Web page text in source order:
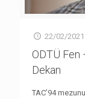
22/02/2021
ODTÜ Fen
Dekan
TAC’94